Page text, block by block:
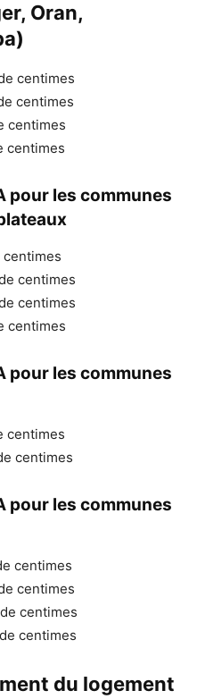
Oran,
centimes
centimes
centimes
centimes
pour les communes
centimes
centimes
centimes
centimes
pour les communes
centimes
centimes
pour les communes
centimes
centimes
centimes
centimes
du logement